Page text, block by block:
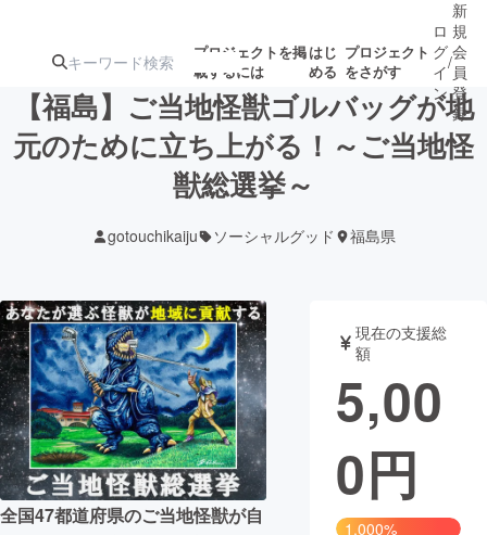
プロジェクトを掲
載するには
はじ
める
プロジェクト
をさがす
注目の新着プロ募集終了が近いプ
テクノロジー・ガジェット
映像・映画 書籍・雑誌
ビジネス・起業 チャレンジ
まちづくり・地域活性化
ロ
グ
イ
ン
/
新
規
会
員
登
録
【福島】ご当地怪獣ゴルバッグが地
元のために立ち上がる！～ご当地怪
獣総選挙～
gotouchikaiju ソーシャルグッド 福島県
全国47都道府県のご当地怪獣が自
現在の支援総
額
5,00
0円
1,000%